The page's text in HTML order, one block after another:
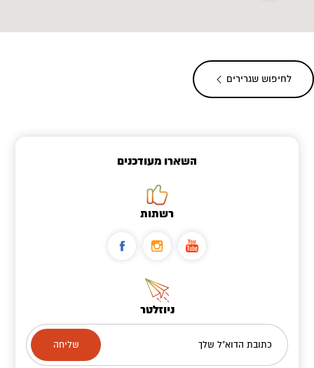
לחיפוש שגרירים
השארו מעודכנים
רשתות
ניוזלטר
כתובת הדוא"ל שלך